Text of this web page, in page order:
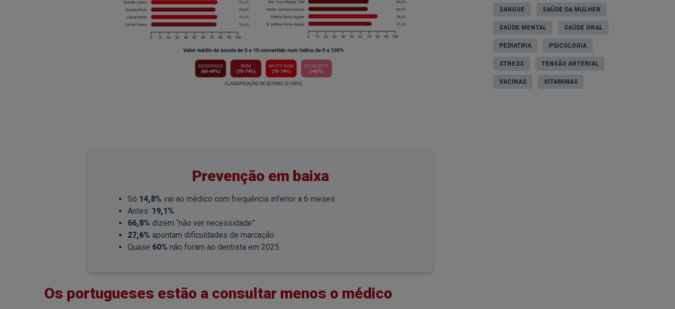
Prevenção em baixa
Só 14,8% vai ao médico com frequência inferior a 6 meses
Antes: 19,1%
66,8% dizem “não ver necessidade”
27,6% apontam dificuldades de marcação
Quase 60% não foram ao dentista em 2025
Os portugueses estão a consultar menos o médico
SANGUE SAÚDE DA MULHER
SAÚDE MENTAL SAÚDE ORAL
PEDIATRIA PSICOLOGIA
STRESS TENSÃO ARTERIAL
VACINAS VITAMINAS